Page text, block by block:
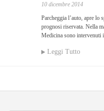
10 dicembre 2014
Parcheggia l’auto, apre lo
prognosi riservata. Nella
Medicina sono
Leggi Tutto